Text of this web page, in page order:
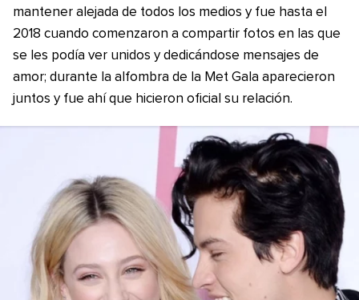
mantener alejada de todos los medios y fue hasta el
2018 cuando comenzaron a compartir fotos en las que
se les podía ver unidos y dedicándose mensajes de
amor; durante la alfombra de la Met Gala aparecieron
juntos y fue ahí que hicieron oficial su relación.